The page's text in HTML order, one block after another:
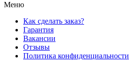
Меню
Как сделать заказ?
Гарантия
Вакансии
Отзывы
Политика конфиденциальности